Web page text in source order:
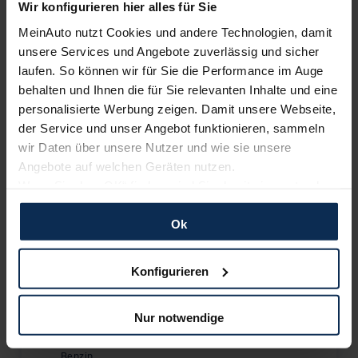
Wir konfigurieren hier alles für Sie
MeinAuto nutzt Cookies und andere Technologien, damit
unsere Services und Angebote zuverlässig und sicher
laufen. So können wir für Sie die Performance im Auge
behalten und Ihnen die für Sie relevanten Inhalte und eine
personalisierte Werbung zeigen. Damit unsere Webseite,
der Service und unser Angebot funktionieren, sammeln
wir Daten über unsere Nutzer und wie sie unsere
Angebote auf welchen Geräten nutzen.
und erlauben uns Cookies für unseren Service zu
verwenden und diese Daten an Dritte weiterzugeben,
etwa an unsere Marketingpartner. Falls Sie dem nicht
wesentlichen Cookies. Leider können wir unsere Inhalte
dann nicht auf Sie zuschneiden und Sie somit nicht
perfekt auf dem Weg zu Ihrem Neuwagen unterstützen.
Sie können die Einstellungen jederzeit anpassen oder
Ok
Konfigurieren
Nur notwendige
Benzin
55.070,00€
Listenpreis (UVP) (inkl. MwSt.)
AUSSTATTUNG IM DETAIL
56.080,00€
Listenpreis (UVP) (inkl. MwSt.)
AUSSTATTUNG IM DETAIL